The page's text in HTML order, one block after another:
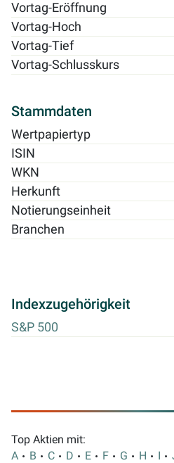
Vortag-Eröffnung
Vortag-Hoch
Vortag-Tief
Vortag-Schlusskurs
Stammdaten
Wertpapiertyp
ISIN
WKN
Herkunft
Notierungseinheit
Branchen
Indexzugehörigkeit
S&P 500
Top Aktien mit:
A
B C D E F G H I